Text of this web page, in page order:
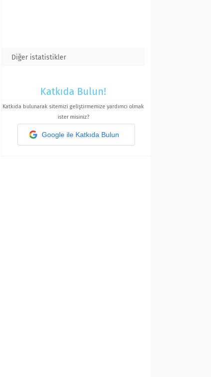
Diğer istatistikler
Katkıda Bulun!
Katkıda bulunarak sitemizi geliştirmemize yardımcı olmak
ister misiniz?
Google ile Katkıda Bulun